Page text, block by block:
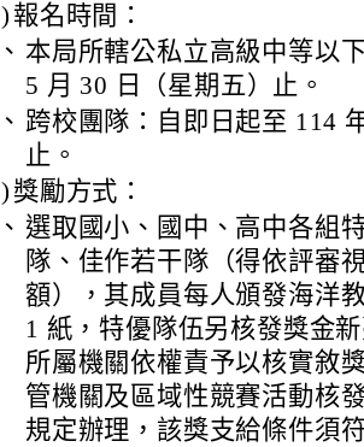
報名時間：
本局所轄公私立高級中等以
5 月 30 日（星期五）止。
跨校團隊：自即日起至 114
止。
獎勵方式：
選取國小、國中、高中各組
隊、佳作若干隊（得依評審
額），其成員每人頒發海洋
1 紙，特優隊伍另核發獎金
所屬機關依權責予以核實敘
管機關及區域性競賽活動核
規定辦理，該獎支給條件須